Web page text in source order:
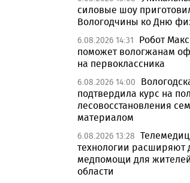
силовые шоу
Вологодчины ко Дню
6.08.2026 14:31
Робот
поможет вологжанам
на первоклассника
6.08.2026 14:00
подтвердила курс на
лесовосстановления
материалом
6.08.2026 13:28
технологии расширяют
медпомощи для
области